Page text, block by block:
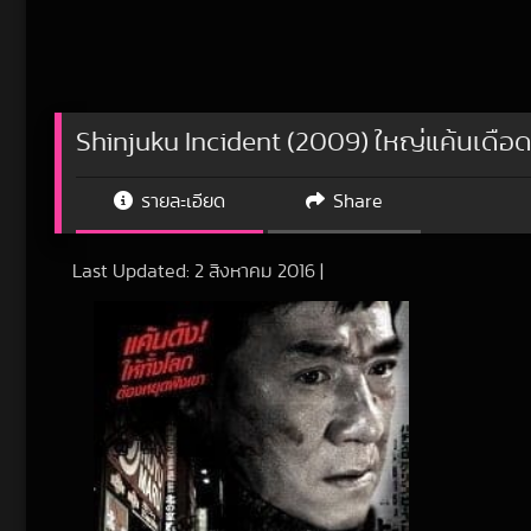
Shinjuku Incident (2009) ใหญ่แค้นเดือด
รายละเอียด Share
Last Updated: 2 สิงหาคม 2016